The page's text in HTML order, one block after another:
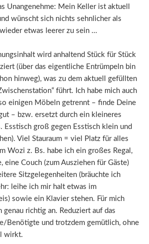
Unangenehme: Mein Keller ist aktuell
wünscht sich nichts sehnlicher als
etwas leerer zu sein …
wird anhaltend Stück für Stück
(über das eigentliche Entrümpeln bin
hinweg), was zu dem aktuell gefüllten
führt. Ich habe mich auch
einigen Möbeln getrennt – finde Deine
– bzw. ersetzt durch ein kleineres
Esstisch groß gegen Esstisch klein und
Viel Stauraum = viel Platz für alles
Wozi z. Bs. habe ich ein großes Regal,
eine Couch (zum Ausziehen für Gäste)
Sitzgelegenheiten (bräuchte ich
leihe ich mir halt etwas im
sowie ein Klavier stehen. Für mich
genau richtig an. Reduziert auf das
Benötigte und trotzdem gemütlich, ohne
wirkt.